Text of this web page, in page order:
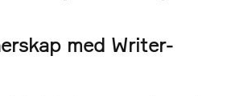
med Writer-